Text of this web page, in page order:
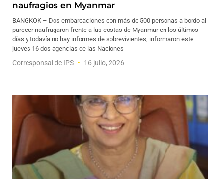
naufragios en Myanmar
BANGKOK – Dos embarcaciones con más de 500 personas a bordo al
parecer naufragaron frente a las costas de Myanmar en los últimos
días y todavía no hay informes de sobrevivientes, informaron este
jueves 16 dos agencias de las Naciones
Corresponsal de IPS 16 julio, 2026